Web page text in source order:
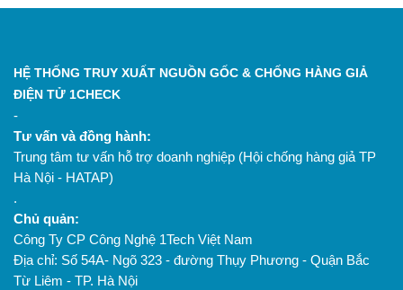
HỆ THỐNG TRUY XUẤT NGUỒN GỐC & CHỐNG HÀNG GIẢ
ĐIỆN TỬ 1CHECK
-
Tư vấn và đồng hành:
Trung tâm tư vấn hỗ trợ doanh nghiệp (Hội chống hàng giả TP
Hà Nội - HATAP)
.
Chủ quản:
Công Ty CP Công Nghệ 1Tech Việt Nam
Địa chỉ: Số 54A- Ngõ 323 - đường Thụy Phương - Quận Bắc
Từ Liêm - TP. Hà Nội